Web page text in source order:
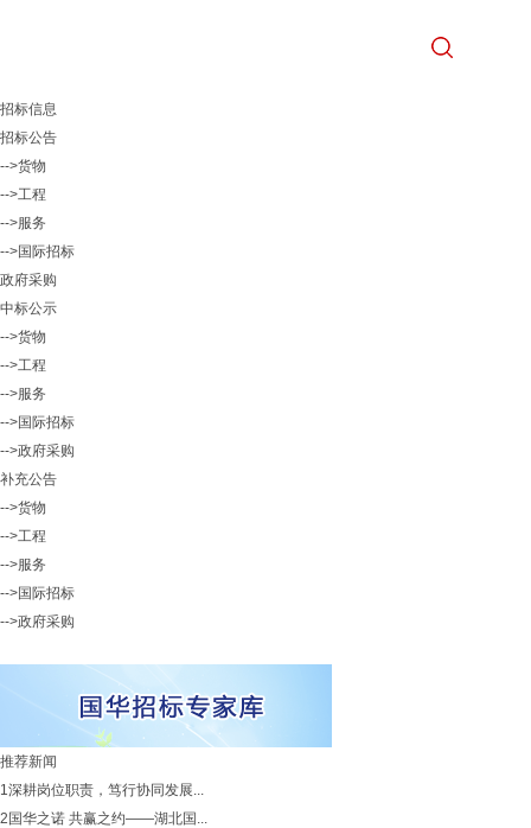
招标信息
招标公告
-->货物
-->工程
-->服务
-->国际招标
政府采购
中标公示
-->货物
-->工程
-->服务
-->国际招标
-->政府采购
补充公告
-->货物
-->工程
-->服务
-->国际招标
-->政府采购
推荐新闻
1深耕岗位职责，笃行协同发展...
2 国华之诺 共赢之约——湖北国...